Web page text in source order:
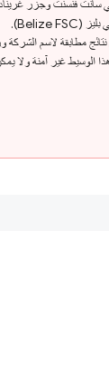
الوسيط غير آمنة ولا